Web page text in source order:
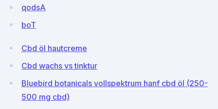
qodsA
boT
Cbd öl hautcreme
Cbd wachs vs tinktur
Bluebird botanicals vollspektrum hanf cbd öl (250-
500 mg cbd)